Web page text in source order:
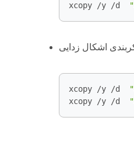
xcopy /y /d
"
xcopy /y /d "
xcopy /y /d
"